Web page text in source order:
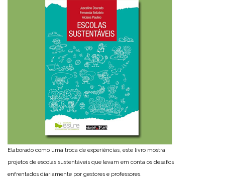
Elaborado como uma troca de experiências, este livro mostra
projetos de escolas sustentáveis que levam em conta os desafios
enfrentados diariamente por gestores e professores.